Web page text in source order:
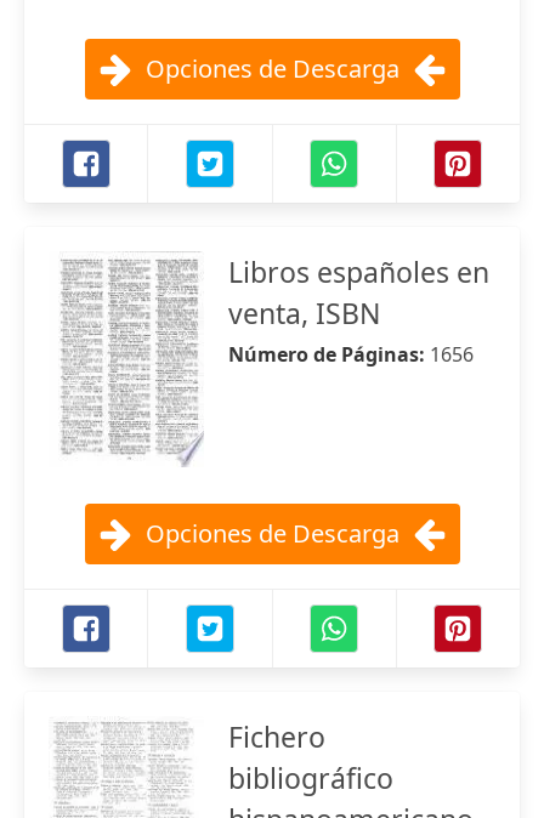
Opciones de Descarga
Libros españoles en
venta, ISBN
Número de Páginas: 1656
Opciones de Descarga
Fichero
bibliográfico